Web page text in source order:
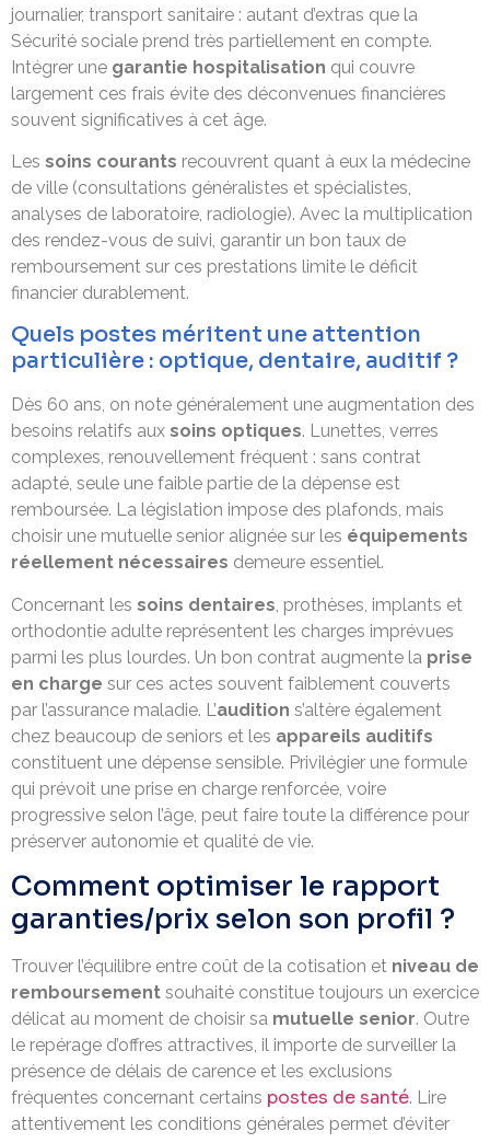
journalier, transport sanitaire : autant d’extras que la
Sécurité sociale prend très partiellement en compte.
Intégrer une garantie hospitalisation qui couvre
largement ces frais évite des déconvenues financières
souvent significatives à cet âge.
Les soins courants recouvrent quant à eux la médecine
de ville (consultations généralistes et spécialistes,
analyses de laboratoire, radiologie). Avec la multiplication
des rendez-vous de suivi, garantir un bon taux de
remboursement sur ces prestations limite le déficit
financier durablement.
Quels postes méritent une attention
particulière : optique, dentaire, auditif ?
Dès 60 ans, on note généralement une augmentation des
besoins relatifs aux soins optiques. Lunettes, verres
complexes, renouvellement fréquent : sans contrat
adapté, seule une faible partie de la dépense est
remboursée. La législation impose des plafonds, mais
choisir une mutuelle senior alignée sur les équipements
réellement nécessaires demeure essentiel.
Concernant les soins dentaires , prothèses, implants et
orthodontie adulte représentent les charges imprévues
parmi les plus lourdes. Un bon contrat augmente la prise
en charge sur ces actes souvent faiblement couverts
par l’assurance maladie. L’audition s’altère également
chez beaucoup de seniors et les appareils auditifs
constituent une dépense sensible. Privilégier une formule
qui prévoit une prise en charge renforcée, voire
progressive selon l’âge, peut faire toute la différence pour
préserver autonomie et qualité de vie.
Comment optimiser le rapport
garanties/prix selon son profil ?
Trouver l’équilibre entre coût de la cotisation et niveau de
remboursement souhaité constitue toujours un exercice
délicat au moment de choisir sa mutuelle senior. Outre
le repérage d’offres attractives, il importe de surveiller la
présence de délais de carence et les exclusions
fréquentes concernant certains postes de santé. Lire
attentivement les conditions générales permet d’éviter